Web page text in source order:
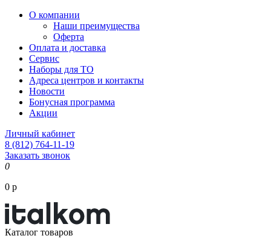
О компании
Наши преимущества
Оферта
Оплата и доставка
Сервис
Наборы для ТО
Адреса центров и контакты
Новости
Бонусная программа
Акции
Личный кабинет
8 (812) 764-11-19
Заказать звонок
0
0 р
Каталог товаров